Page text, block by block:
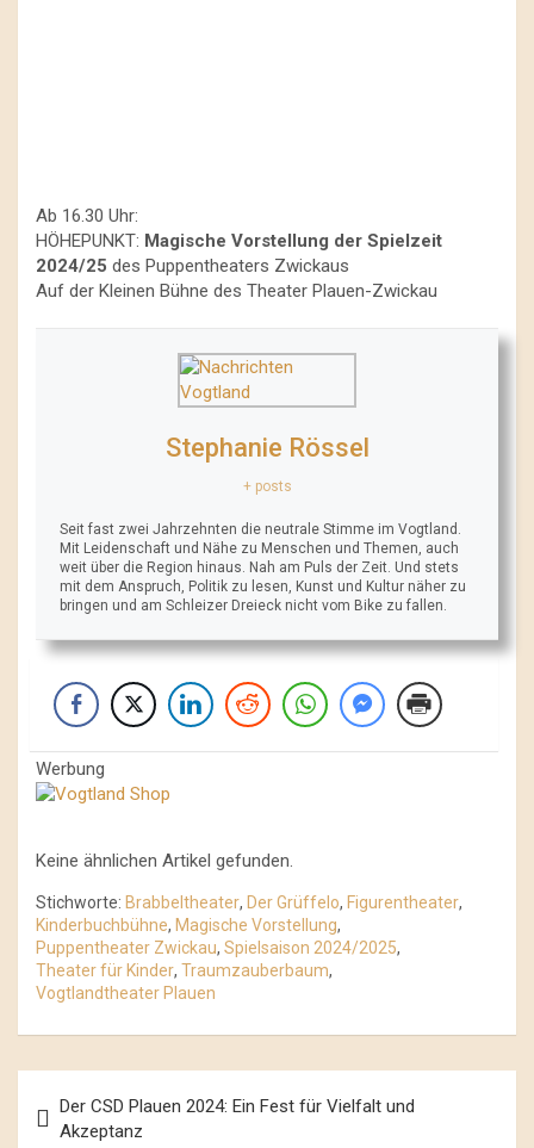
Ab 16.30 Uhr:
HÖHEPUNKT: Magische Vorstellung der Spielzeit
2024/25 des Puppentheaters Zwickaus
Auf der Kleinen Bühne des Theater Plauen-Zwickau
Stephanie Rössel
+ posts
Seit fast zwei Jahrzehnten die neutrale Stimme im Vogtland.
Mit Leidenschaft und Nähe zu Menschen und Themen, auch
weit über die Region hinaus. Nah am Puls der Zeit. Und stets
mit dem Anspruch, Politik zu lesen, Kunst und Kultur näher zu
bringen und am Schleizer Dreieck nicht vom Bike zu fallen.
Werbung
Keine ähnlichen Artikel gefunden.
Stichworte: Brabbeltheater, Der Grüffelo, Figurentheater,
Kinderbuchbühne, Magische Vorstellung,
Puppentheater Zwickau, Spielsaison 2024/2025,
Theater für Kinder, Traumzauberbaum,
Vogtlandtheater Plauen
Navigation
Der CSD Plauen 2024: Ein Fest für Vielfalt und
Akzeptanz